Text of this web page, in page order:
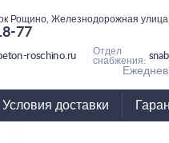
Рощино, Железнодорожная
77
roschino.ru
Отдел
снабжения:
Условия доставки